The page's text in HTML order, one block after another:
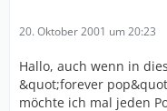
20. Oktober 2001 um 20:23
Hallo, auch wenn in
&quot;forever
möchte ich mal jeden